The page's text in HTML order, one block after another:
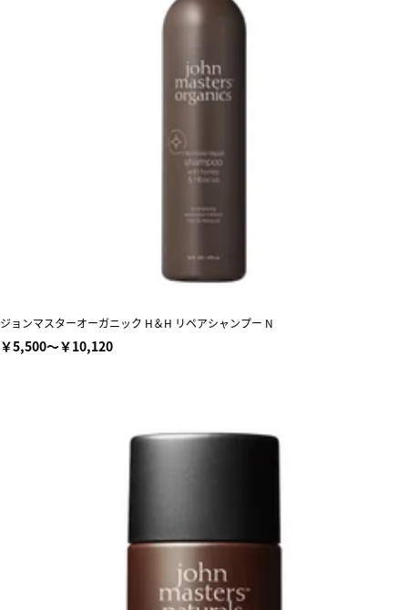
ジョンマスターオーガニック H＆H リペアシャンプー N
￥5,500～￥10,120